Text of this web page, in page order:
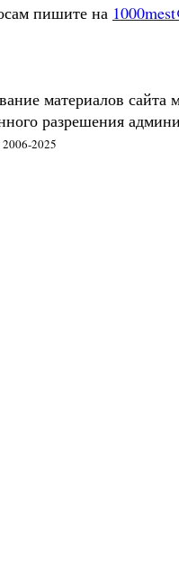
пишите на
материалов сайта
разрешения
2025